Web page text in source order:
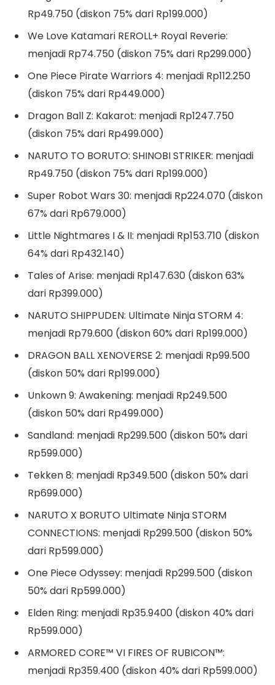
Rp49.750 (diskon 75% dari Rp199.000)
We Love Katamari REROLL+ Royal Reverie:
menjadi Rp74.750 (diskon 75% dari Rp299.000)
One Piece Pirate Warriors 4: menjadi Rp112.250
(diskon 75% dari Rp449.000)
Dragon Ball Z: Kakarot: menjadi Rp1247.750
(diskon 75% dari Rp499.000)
NARUTO TO BORUTO: SHINOBI STRIKER: menjadi
Rp49.750 (diskon 75% dari Rp199.000)
Super Robot Wars 30: menjadi Rp224.070 (diskon
67% dari Rp679.000)
Little Nightmares I & II: menjadi Rp153.710 (diskon
64% dari Rp432.140)
Tales of Arise: menjadi Rp147.630 (diskon 63%
dari Rp399.000)
NARUTO SHIPPUDEN: Ultimate Ninja STORM 4:
menjadi Rp79.600 (diskon 60% dari Rp199.000)
DRAGON BALL XENOVERSE 2: menjadi Rp99.500
(diskon 50% dari Rp199.000)
Unkown 9: Awakening: menjadi Rp249.500
(diskon 50% dari Rp499.000)
Sandland: menjadi Rp299.500 (diskon 50% dari
Rp599.000)
Tekken 8: menjadi Rp349.500 (diskon 50% dari
Rp699.000)
NARUTO X BORUTO Ultimate Ninja STORM
CONNECTIONS: menjadi Rp299.500 (diskon 50%
dari Rp599.000)
One Piece Odyssey: menjadi Rp299.500 (diskon
50% dari Rp599.000)
Elden Ring: menjadi Rp35.9400 (diskon 40% dari
Rp599.000)
ARMORED CORE™ VI FIRES OF RUBICON™:
menjadi Rp359.400 (diskon 40% dari Rp599.000)